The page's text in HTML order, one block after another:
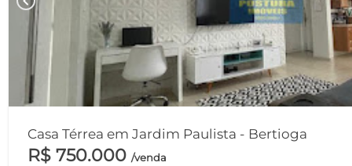
Casa Térrea em Jardim Paulista - Bertioga
R$ 750.000 /venda